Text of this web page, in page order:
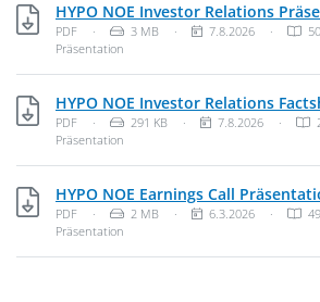
HYPO NOE Investor Relations
Dateityp: PDF-Dokument
PDF · Dateigröße:
3 MB · 7.8.2026 ·
Präsentation
HYPO NOE Investor Relations
Dateityp: PDF-Dokument
PDF · Dateigröße:
291 KB · 7.8.2026 ·
Präsentation
HYPO NOE Earnings Call
Dateityp: PDF-Dokument
PDF · Dateigröße:
2 MB · 6.3.2026 ·
Präsentation